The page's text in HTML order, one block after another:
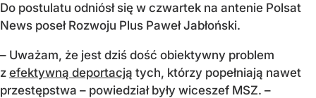
Do postulatu odniósł się w czwartek na antenie Polsat
News poseł Rozwoju Plus Paweł Jabłoński.
– Uważam, że jest dziś dość obiektywny problem
z efektywną deportacją tych, którzy popełniają nawet
przestępstwa – powiedział były wiceszef MSZ. –